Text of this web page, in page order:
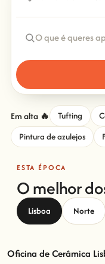
Em alta 🔥 Tufting
Pintura de azulejos
ESTA ÉPOCA
O melhor
Lisboa Norte
Oficina de Cerâmica